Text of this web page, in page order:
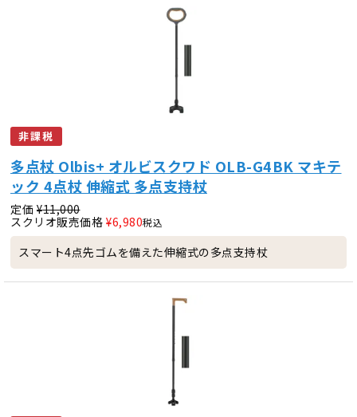
非課税
多点杖 Olbis+ オルビスクワド OLB-G4BK マキテ
ック 4点杖 伸縮式 多点支持杖
定価 ¥11,000
スクリオ販売価格 ¥6,980税込
スマート4点先ゴムを備えた伸縮式の多点支持杖